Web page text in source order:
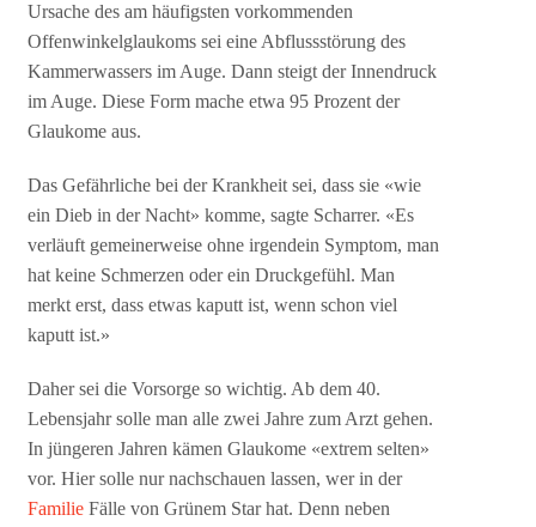
Ursache des am häufigsten vorkommenden
Offenwinkelglaukoms sei eine Abflussstörung des
Kammerwassers im Auge. Dann steigt der Innendruck
im Auge. Diese Form mache etwa 95 Prozent der
Glaukome aus.
Das Gefährliche bei der Krankheit sei, dass sie «wie
ein Dieb in der Nacht» komme, sagte Scharrer. «Es
verläuft gemeinerweise ohne irgendein Symptom, man
hat keine Schmerzen oder ein Druckgefühl. Man
merkt erst, dass etwas kaputt ist, wenn schon viel
kaputt ist.»
Daher sei die Vorsorge so wichtig. Ab dem 40.
Lebensjahr solle man alle zwei Jahre zum Arzt gehen.
In jüngeren Jahren kämen Glaukome «extrem selten»
vor. Hier solle nur nachschauen lassen, wer in der
Familie Fälle von Grünem Star hat. Denn neben